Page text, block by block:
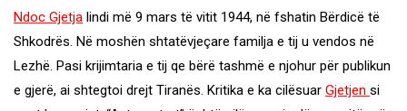
Ndoc Gjetja lindi më 9 mars të vitit 1944, në fshatin Bërdicë të
Shkodrës. Në moshën shtatëvjeçare familja e tij u vendos në
Lezhë. Pasi krijimtaria e tij qe bërë tashmë e njohur për publikun
e gjerë, ai shtegtoi drejt Tiranës. Kritika e ka cilësuar Gjetjen si